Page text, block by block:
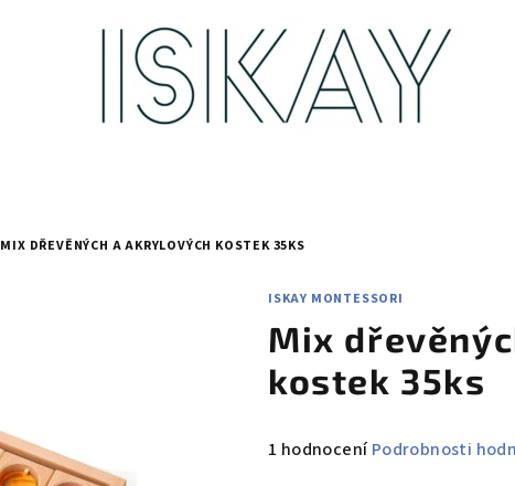
MIX DŘEVĚNÝCH A AKRYLOVÝCH KOSTEK 35KS
ISKAY MONTESSORI
Mix
kostek 35ks
Průměrné
1 hodnocení Podrobnosti